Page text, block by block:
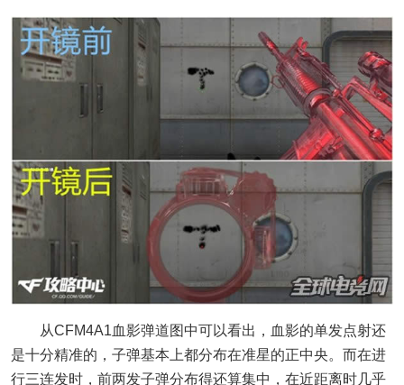
从CFM4A1血影弹道图中可以看出，血影的单发点射还
是十分精准的，子弹基本上都分布在准星的正中央。而在进
行三连发时，前两发子弹分布得还算集中，在近距离时几乎